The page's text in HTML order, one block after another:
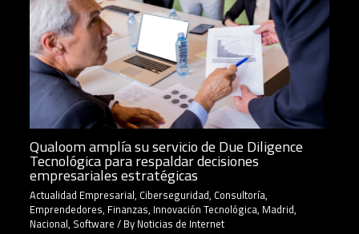
Qualoom amplía su servicio de Due Diligence
Tecnológica para respaldar decisiones
empresariales estratégicas
Actualidad Empresarial, Ciberseguridad, Consultoría,
Emprendedores, Finanzas, Innovación Tecnológica, Madrid,
Nacional, Software/ ByNoticias de Internet